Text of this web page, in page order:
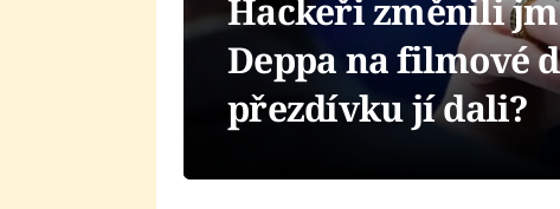
Hackeři změnili
Deppa na filmové
přezdívku jí dali?